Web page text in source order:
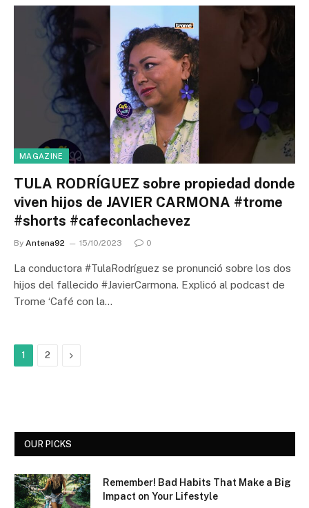
MAGAZINE
TULA RODRÍGUEZ sobre propiedad donde
viven hijos de JAVIER CARMONA #trome
#shorts #cafeconlachevez
By Antena92 15/10/2023 0
La conductora #TulaRodríguez se pronunció sobre los dos
hijos del fallecido #JavierCarmona. Explicó al podcast de
Trome ‘Café con la…
1 2 Next
OUR PICKS
Remember! Bad Habits That Make a Big
Impact on Your Lifestyle